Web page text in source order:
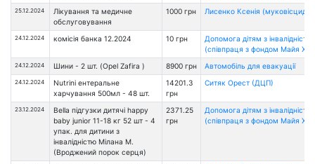
25.12.2024
Лікування та медичне
обслуговування
1000 грн Лисенко Ксенія
24.12.2024 комісія банка 12.2024 10 грн
Допомога дітям з інвалідністю
(співпраця з фондом Майя
24.12.2024 Шини - 2 шт. (Opel Zafira ) 8900 грн Автомобіль для евакуації
24.12.2024
Nutrini ентеральне
харчування 500мл - 48 шт.
14201.3
грн
Ситяк Орест (ДЦП)
23.12.2024
Bella підгузки дитячі happy
baby junior 11-18 кг 52 шт - 4
упак. для дитини з
інвалідністю Мілана М.
(Вроджений порок серця)
2371.25
грн
Допомога дітям з інвалідністю
(співпраця з фондом Майя